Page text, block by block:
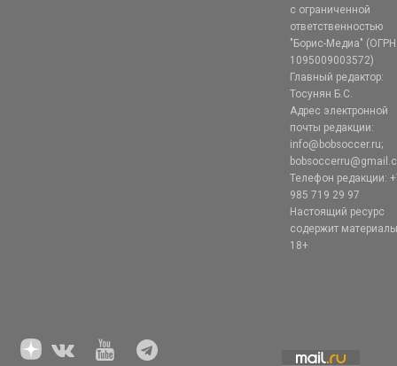
с ограниченной
ответственностью
"Борис-Медиа" (ОГРН
1095009003572)
Главный редактор:
Тосунян Б.С.
Адрес электронной
почты редакции:
info@bobsoccer.ru;
Телефон редакции:
985 719 29 97
Настоящий ресурс
содержит
18+